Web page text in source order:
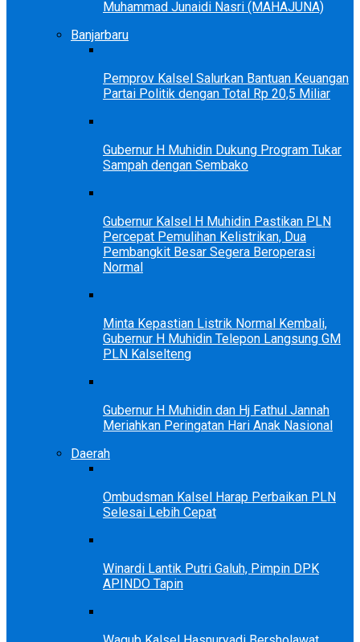
Muhammad Junaidi Nasri (MAHAJUNA)
Banjarbaru
Pemprov Kalsel Salurkan Bantuan Keuangan
Partai Politik dengan Total Rp 20,5 Miliar
Gubernur H Muhidin Dukung Program Tukar
Sampah dengan Sembako
Gubernur Kalsel H Muhidin Pastikan PLN
Percepat Pemulihan Kelistrikan, Dua
Pembangkit Besar Segera Beroperasi
Normal
Minta Kepastian Listrik Normal Kembali,
Gubernur H Muhidin Telepon Langsung GM
PLN Kalselteng
Gubernur H Muhidin dan Hj Fathul Jannah
Meriahkan Peringatan Hari Anak Nasional
Daerah
Ombudsman Kalsel Harap Perbaikan PLN
Selesai Lebih Cepat
Winardi Lantik Putri Galuh, Pimpin DPK
APINDO Tapin